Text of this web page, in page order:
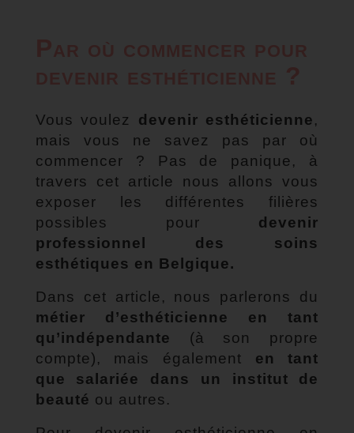
Vous voulez devenir esthéticienne,
mais vous ne savez pas par où
commencer ? Pas de panique, à
travers cet article nous allons vous
exposer les différentes filières
possibles pour devenir
professionnel des soins
esthétiques en Belgique.
Dans cet article, nous parlerons du
métier d’esthéticienne en tant
qu’indépendante (à son propre
compte), mais également en tant
que salariée dans un institut de
beauté ou autres.